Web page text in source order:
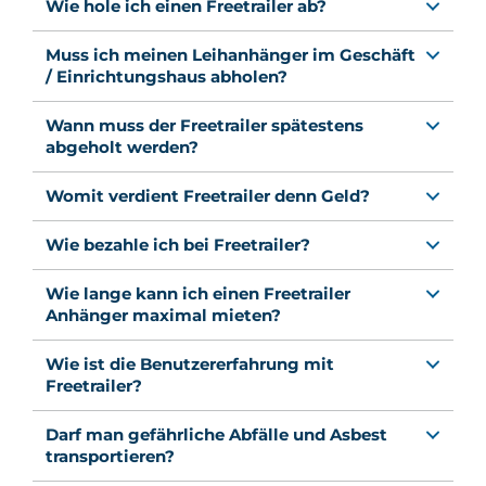
Wie hole ich einen Freetrailer ab?
Muss ich meinen Leihanhänger im Geschäft
/ Einrichtungshaus abholen?
Wann muss der Freetrailer spätestens
abgeholt werden?
Womit verdient Freetrailer denn Geld?
Wie bezahle ich bei Freetrailer?
Wie lange kann ich einen Freetrailer
Anhänger maximal mieten?
Wie ist die Benutzererfahrung mit
Freetrailer?
Darf man gefährliche Abfälle und Asbest
transportieren?